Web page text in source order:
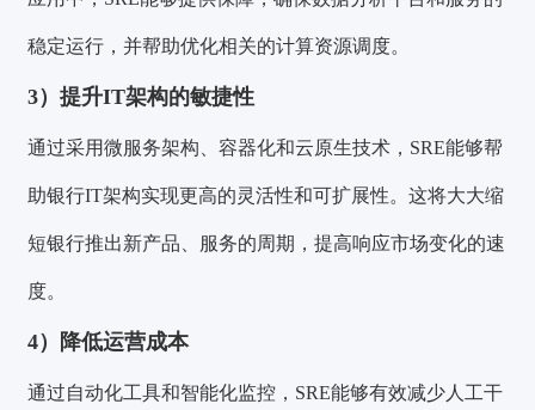
稳定运行，并帮助优化相关的计算资源调度。
3）提升IT架构的敏捷性
通过采用微服务架构、容器化和云原生技术，SRE能够帮
助银行IT架构实现更高的灵活性和可扩展性。这将大大缩
短银行推出新产品、服务的周期，提高响应市场变化的速
度。
4）降低运营成本
通过自动化工具和智能化监控，SRE能够有效减少人工干